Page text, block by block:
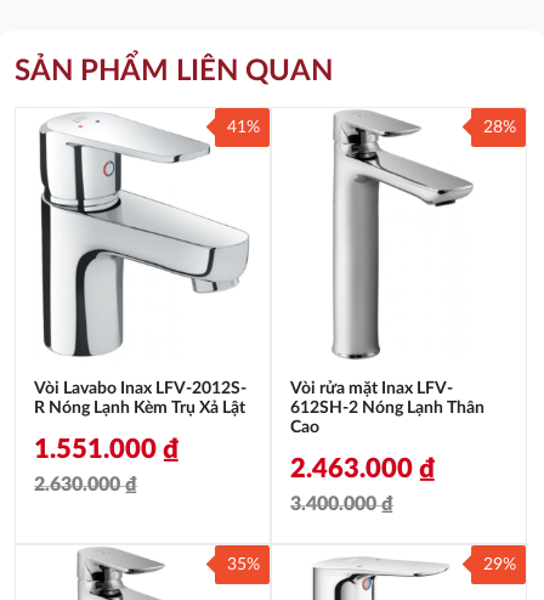
SẢN PHẨM LIÊN QUAN
Vòi Lavabo Inax LFV-2012S-
R Nóng Lạnh Kèm Trụ Xả Lật
2.630.000₫
1.551.000 ₫
hiện
41%
Vòi rửa mặt Inax LFV-
612SH-2 Nóng Lạnh Thân
Cao
3.400.000₫
gốc
2.463.000 ₫
hiện
28%
35% 29%